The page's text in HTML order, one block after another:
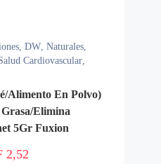
, DW, Naturales,
Cardiovascular,
Alimento En Polvo)
Elimina
5Gr Fuxion
2,52